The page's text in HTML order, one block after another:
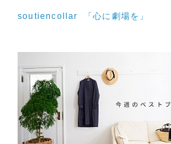
soutiencollar 「心に劇場を」